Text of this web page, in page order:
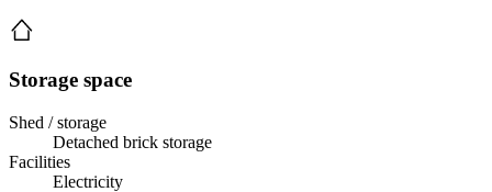
Storage space
Shed / storage
Detached brick storage
Facilities
Electricity